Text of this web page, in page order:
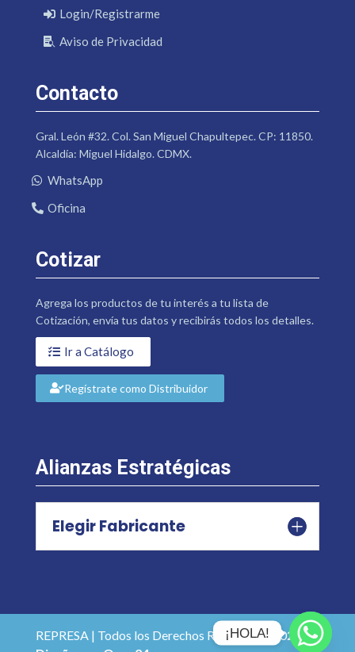
Login/Registrarme
Aviso de Privacidad
Contacto
Gral. León #32. Col. San Miguel Chapultepec. CP: 11850.
Alcaldía: Miguel Hidalgo. CDMX.
WhatsApp
Oficina
Cotizar
Agrega los productos de tu interés a tu lista de
Cotización, envía tus datos y recibirás todos los detalles.
Ir a Catálogo
Regístrate como Distribuidor
Alianzas Estratégicas
Elegir Fabricante
REPRESA | Todos los Derechos Reservados 2026 |
¡HOLA!